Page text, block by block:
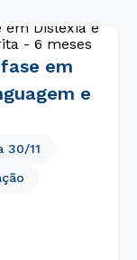
em
e
30/11